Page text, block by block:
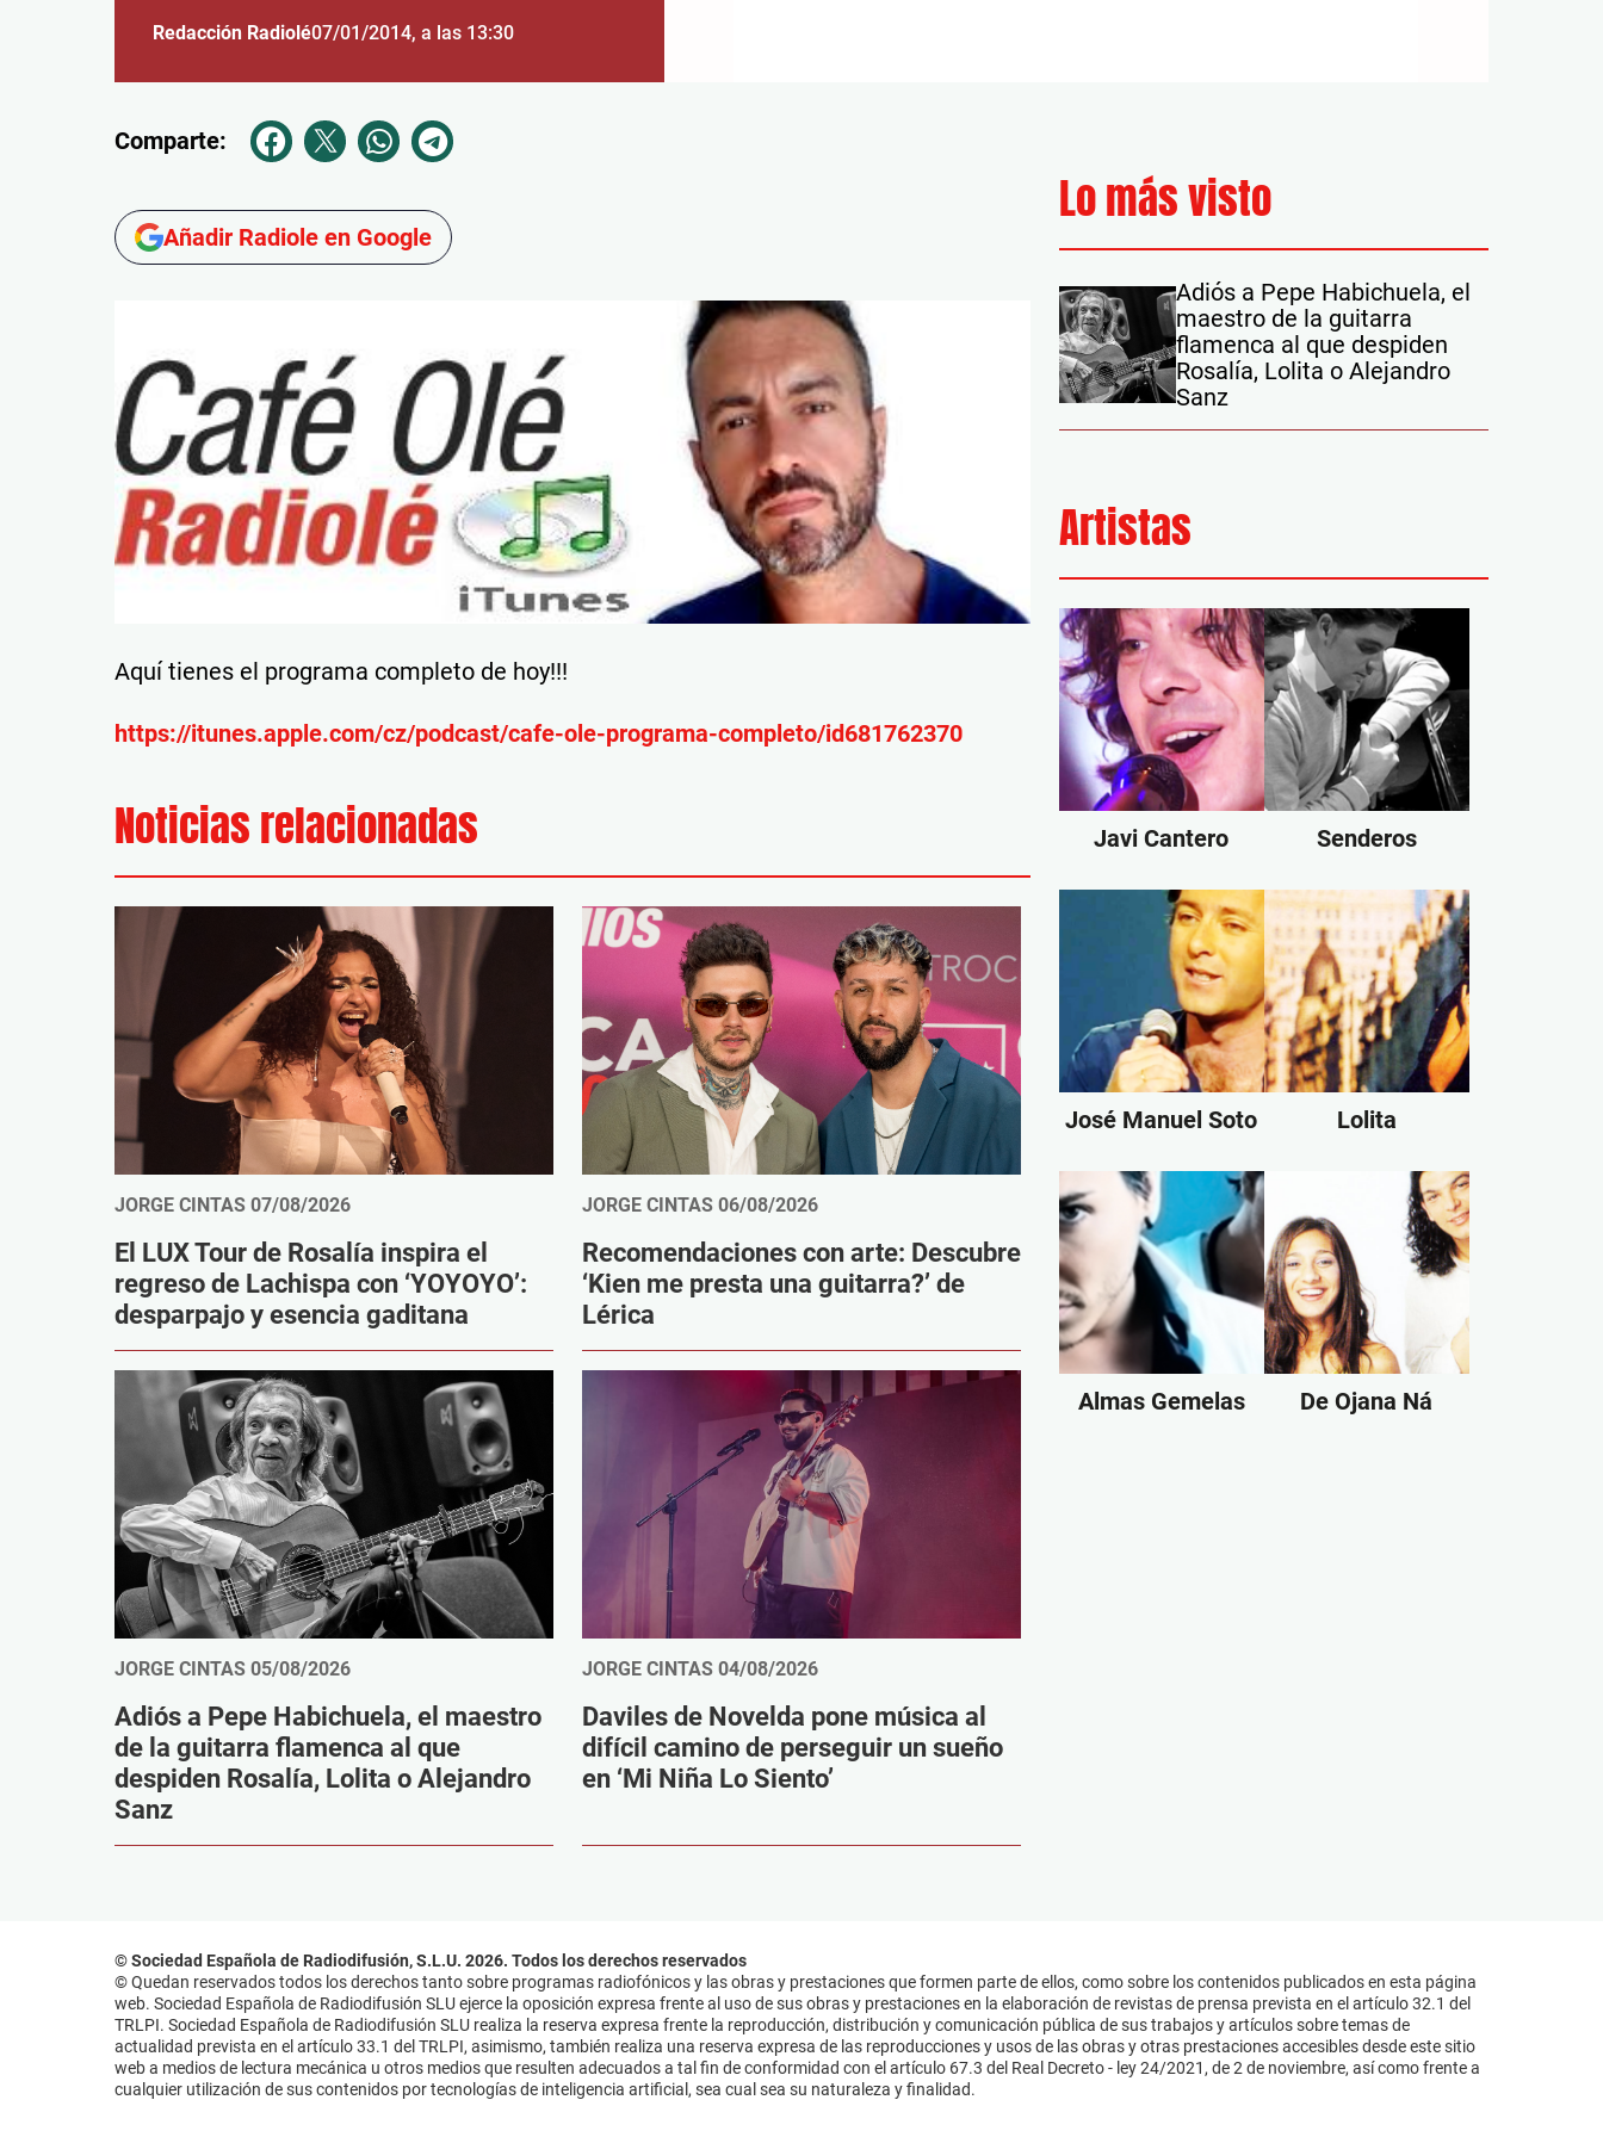
Redacción Radiolé07/01/2014, a las 13:30
Comparte:
Añadir Radiole en Google
Aquí tienes el programa completo de hoy!!!
https://itunes.apple.com/cz/podcast/cafe-ole-programa-completo/id681762370
Noticias relacionadas
JORGE CINTAS 07/08/2026
El LUX Tour de Rosalía inspira el
regreso de Lachispa con ‘YOYOYO’:
desparpajo y esencia gaditana
JORGE CINTAS 06/08/2026
Recomendaciones con arte: Descubre
‘Kien me presta una guitarra?’ de
Lérica
JORGE CINTAS 05/08/2026
Adiós a Pepe Habichuela, el maestro
de la guitarra flamenca al que
despiden Rosalía, Lolita o Alejandro
Sanz
JORGE CINTAS 04/08/2026
Daviles de Novelda pone música al
difícil camino de perseguir un sueño
en ‘Mi Niña Lo Siento’
Lo más visto
Adiós a Pepe Habichuela, el
maestro de la guitarra
flamenca al que despiden
Rosalía, Lolita o Alejandro
Sanz
Artistas
Javi Cantero Senderos
José Manuel Soto Lolita
Almas Gemelas De Ojana Ná
© Sociedad Española de Radiodifusión, S.L.U. 2026. Todos los derechos reservados
© Quedan reservados todos los derechos tanto sobre programas radiofónicos y las obras y prestaciones que formen parte de ellos, como sobre los contenidos publicados en esta página
web. Sociedad Española de Radiodifusión SLU ejerce la oposición expresa frente al uso de sus obras y prestaciones en la elaboración de revistas de prensa prevista en el artículo 32.1 del
TRLPI. Sociedad Española de Radiodifusión SLU realiza la reserva expresa frente la reproducción, distribución y comunicación pública de sus trabajos y artículos sobre temas de
actualidad prevista en el artículo 33.1 del TRLPI, asimismo, también realiza una reserva expresa de las reproducciones y usos de las obras y otras prestaciones accesibles desde este sitio
web a medios de lectura mecánica u otros medios que resulten adecuados a tal fin de conformidad con el artículo 67.3 del Real Decreto - ley 24/2021, de 2 de noviembre, así como frente a
cualquier utilización de sus contenidos por tecnologías de inteligencia artificial, sea cual sea su naturaleza y finalidad.